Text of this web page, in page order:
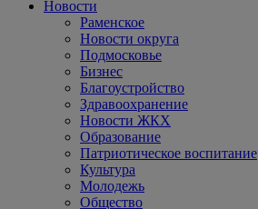
Новости
Раменское
Новости округа
Подмосковье
Бизнес
Благоустройство
Здравоохранение
Новости ЖКХ
Образование
Патриотическое воспитание
Культура
Молодежь
Общество